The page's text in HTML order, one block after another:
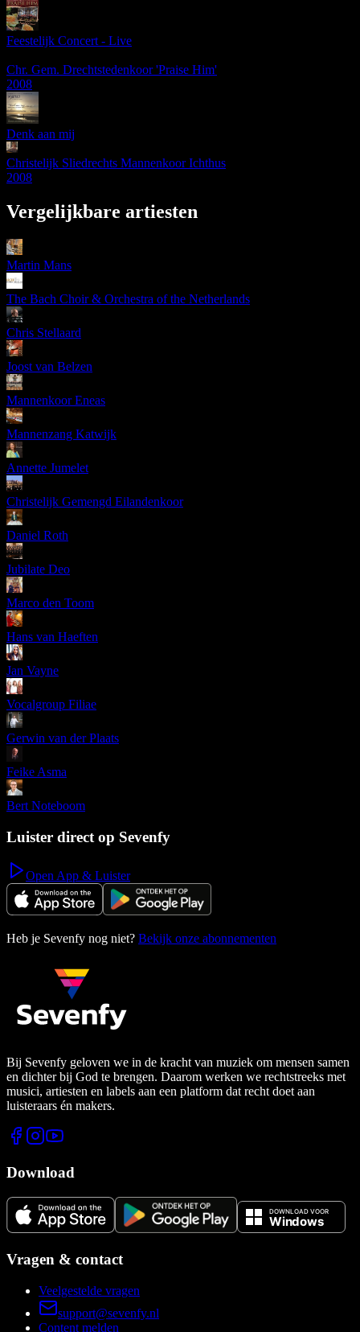
Feestelijk Concert - Live
Chr. Gem. Drechtstedenkoor 'Praise Him'
2008
Denk aan mij
Christelijk Sliedrechts Mannenkoor Ichthus
2008
Vergelijkbare artiesten
Martin Mans
The Bach Choir & Orchestra of the Netherlands
Chris Stellaard
Joost van Belzen
Mannenkoor Eneas
Mannenzang Katwijk
Annette Jumelet
Christelijk Gemengd Eilandenkoor
Daniel Roth
Jubilate Deo
Marco den Toom
Hans van Haeften
Jan Vayne
Vocalgroup Filiae
Gerwin van der Plaats
Feike Asma
Bert Noteboom
Luister direct op Sevenfy
Open App & Luister
Heb je Sevenfy nog niet? Bekijk onze abonnementen
Bij Sevenfy geloven we in de kracht van muziek om mensen samen
en dichter bij God te brengen. Daarom werken we rechtstreeks met
musici, artiesten en labels aan een platform dat recht doet aan
luisteraars én makers.
Download
Vragen & contact
Veelgestelde vragen
support@sevenfy.nl
Content melden